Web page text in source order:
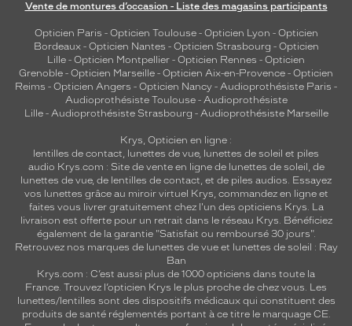
Vente de montures d’occasion - Liste des magasins participants
Opticien Paris - Opticien Toulouse- Opticien Lyon - Opticien
Bordeaux- Opticien Nantes - Opticien Strasbourg - Opticien
Lille - Opticien Montpellier - Opticien Rennes - Opticien
Grenoble - Opticien Marseille - Opticien Aix-en-Provence - Opticien
Reims - Opticien Angers - Opticien Nancy - Audioprothésiste Paris -
Audioprothésiste Toulouse- Audioprothésiste
Lille- Audioprothésiste Strasbourg - Audioprothésiste Marseille
Krys, Opticien en ligne :
lentilles de contact, lunettes de vue, lunettes de soleil et piles
audio Krys.com : Site de vente en ligne de lunettes de soleil, de
lunettes de vue, de lentilles de contact, et de piles audios. Essayez
vos lunettes grâce au miroir virtuel Krys, commandez en ligne et
faites vous livrer gratuitement chez l'un des opticiens Krys. La
livraison est offerte pour un retrait dans le réseau Krys. Bénéficiez
également de la garantie "Satisfait ou remboursé 30 jours".
Retrouvez nos marques de lunettes de vue et lunettes de soleil : Ray
Ban
Krys.com : C’est aussi plus de 1000 opticiens dans toute la
France. Trouvez l’opticien Krys le plus proche de chez vous. Les
lunettes/lentilles sont des dispositifs médicaux qui constituent des
produits de santé réglementés portant à ce titre le marquage CE.